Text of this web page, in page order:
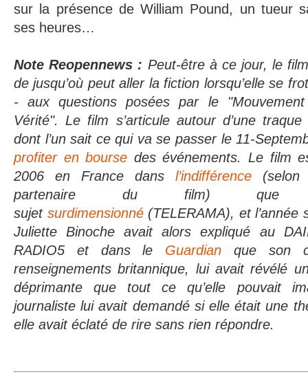
sur la présence de William Pound, un tueur
ses heures…
Note Reopennews : Peut-être à ce jour, le
de jusqu’où peut aller la fiction lorsqu’elle se
- aux questions posées par le
Vérité". Le film s’articule autour d’une
dont l’un sait ce qui va se passer le 11-
profiter en bourse des événements. Le film
2006 en France dans l’indifférence (selon
partenaire du film) que
sujet surdimensionné(TELERAMA), et l’année
Juliette Binoche avait alors expliqué au
RADIO5 et dans le Guardian que son
renseignements britannique, lui avait révélé
déprimante que tout ce qu’elle pouvait
journaliste lui avait demandé si elle était une
elle avait éclaté de rire sans rien répondre.